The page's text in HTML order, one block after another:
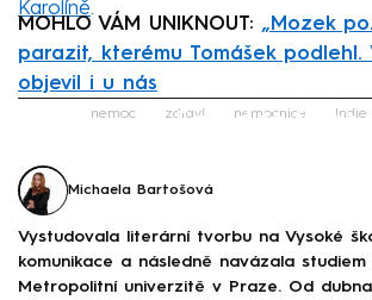
Karolíně.
MOHLO VÁM UNIKNOUT: „Mozek
parazit, kterému Tomášek podlehl.
objevil i u nás
Failed to fetch
nemoc zdraví nemocnice Indie
Michaela Bartošová
Vystudovala literární tvorbu na Vysoké
komunikace a následně navázala studiem
Metropolitní univerzitě v Praze. Od